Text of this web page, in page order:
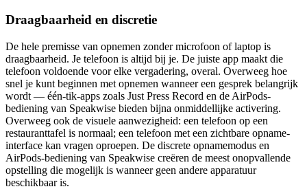
Draagbaarheid en discretie
De hele premisse van opnemen zonder microfoon of laptop is
draagbaarheid. Je telefoon is altijd bij je. De juiste app maakt die
telefoon voldoende voor elke vergadering, overal. Overweeg hoe
snel je kunt beginnen met opnemen wanneer een gesprek belangrijk
wordt — één-tik-apps zoals Just Press Record en de AirPods-
bediening van Speakwise bieden bijna onmiddellijke activering.
Overweeg ook de visuele aanwezigheid: een telefoon op een
restauranttafel is normaal; een telefoon met een zichtbare opname-
interface kan vragen oproepen. De discrete opnamemodus en
AirPods-bediening van Speakwise creëren de meest onopvallende
opstelling die mogelijk is wanneer geen andere apparatuur
beschikbaar is.